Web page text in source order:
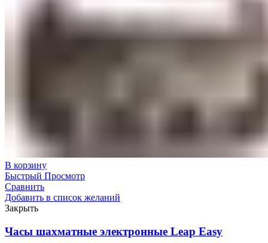
В корзину
Быстрый Просмотр
Сравнить
Добавить в список желаний
Закрыть
Часы шахматные электронные Leap Easy